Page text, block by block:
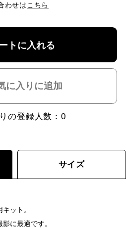
わせは こちら
トに入れる
に入りに追加
の登録人数：0
サイズ
ット。
に最適です。